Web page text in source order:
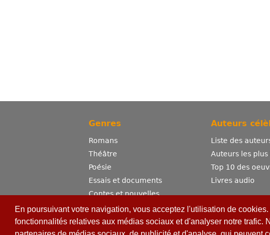
En poursuivant votre navigation, vous acceptez l'utilisation de
fonctionnalités relatives aux médias sociaux et d'analyser notre
Genres
Romans
Théâtre
Poésie
Essais et documents
Contes et nouvelles
Dictionnaire
Sciences
Auteurs
Liste des
Auteurs les plus
Top 10 des
Livres audio